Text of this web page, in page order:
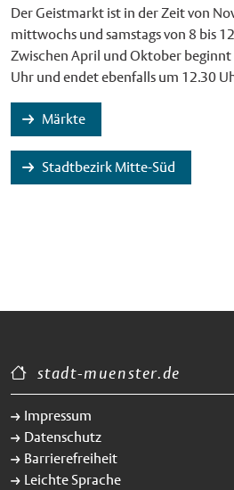
Der Geistmarkt ist in der Zeit von
mittwochs und samstags von 8 bis
Zwischen April und Oktober
Uhr und endet ebenfalls um 12.30
Märkte
Stadtbezirk Mitte-Süd
stadt-muenster.de
Impressum
Datenschutz
Barrierefreiheit
Leichte Sprache